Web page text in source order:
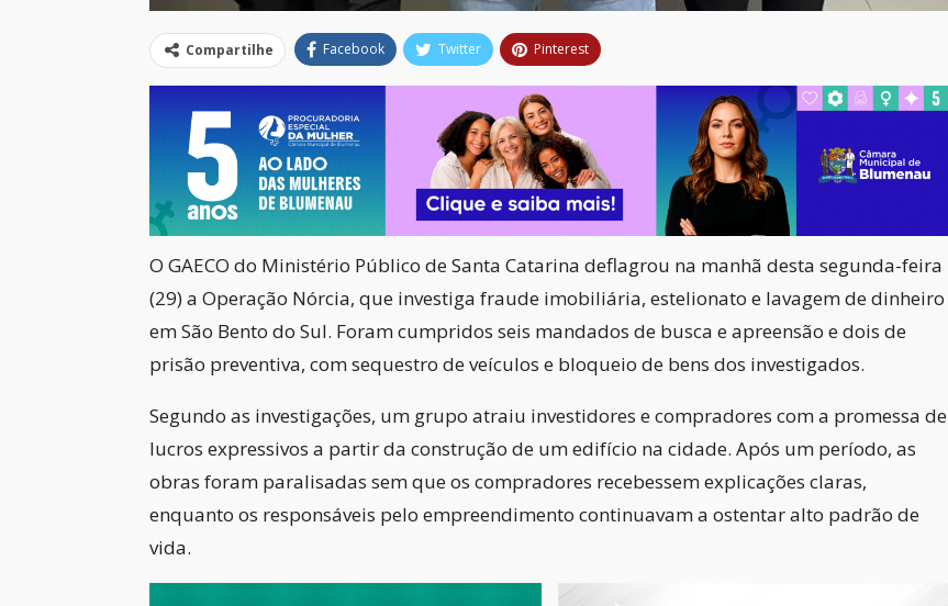
Compartilhe Facebook Twitter Pinterest
O GAECO do Ministério Público de Santa Catarina deflagrou na manhã desta segunda-feira
(29) a Operação Nórcia, que investiga fraude imobiliária, estelionato e lavagem de dinheiro
em São Bento do Sul. Foram cumpridos seis mandados de busca e apreensão e dois de
prisão preventiva, com sequestro de veículos e bloqueio de bens dos investigados.
Segundo as investigações, um grupo atraiu investidores e compradores com a promessa de
lucros expressivos a partir da construção de um edifício na cidade. Após um período, as
obras foram paralisadas sem que os compradores recebessem explicações claras,
enquanto os responsáveis pelo empreendimento continuavam a ostentar alto padrão de
vida.